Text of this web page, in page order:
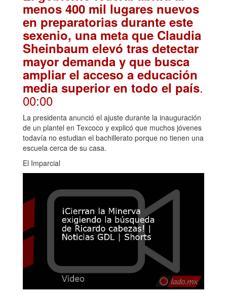
menos 400 mil lugares nuevos
en preparatorias durante este
sexenio, una meta que Claudia
Sheinbaum elevó tras detectar
mayor demanda y que busca
ampliar el acceso a educación
media superior en todo el país.
00:00
La presidenta anunció el ajuste durante la inauguración
de un plantel en Texcoco y explicó que muchos jóvenes
todavía no estudian el bachillerato porque no tienen una
escuela cerca de su casa.
El Imparcial